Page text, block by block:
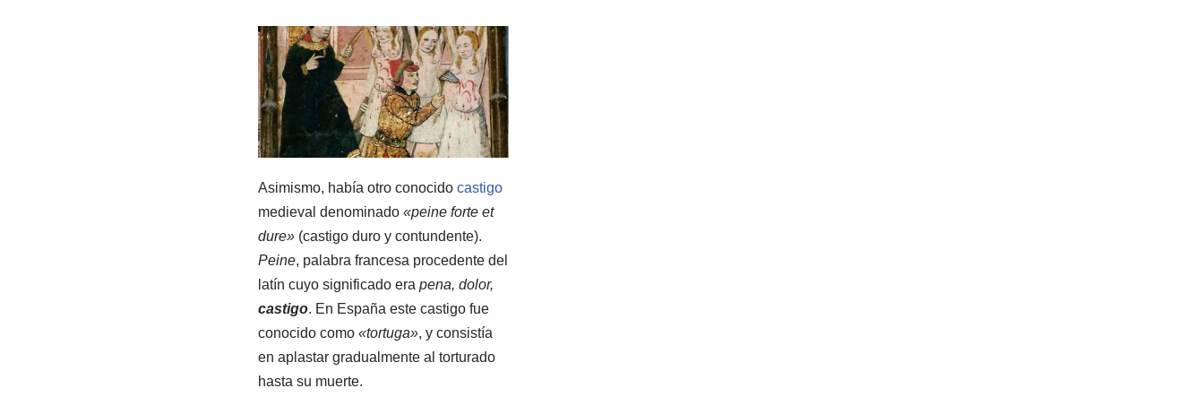
Asimismo, había otro conocido castigo
medieval denominado «peine forte et
dure»(castigo duro y contundente).
Peine, palabra francesa procedente del
latín cuyo significado era pena, dolor,
castigo. En España este castigo fue
conocido como «tortuga», y consistía
en aplastar gradualmente al torturado
hasta su muerte.